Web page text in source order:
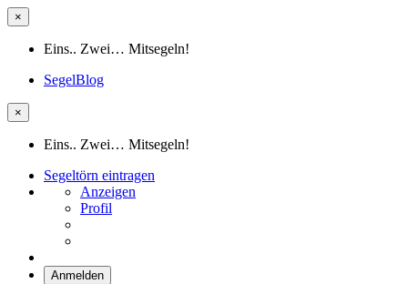
×
Eins.. Zwei… Mitsegeln!
SegelBlog
×
Eins.. Zwei… Mitsegeln!
Segeltörn eintragen
Anzeigen
Profil
Anmelden